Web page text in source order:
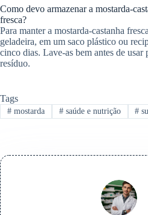
Como devo armazenar a mostarda-
fresca?
Para manter a mostarda-castanha
geladeira, em um saco plástico ou
cinco dias. Lave-as bem antes de usar
resíduo.
Tags
#mostarda #saúde e nutrição #